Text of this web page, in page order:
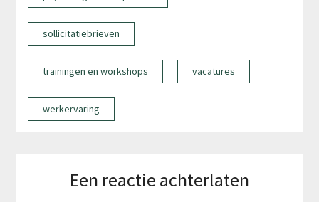
sollicitatiebrieven
trainingen en workshops vacatures
werkervaring
Een reactie achterlaten